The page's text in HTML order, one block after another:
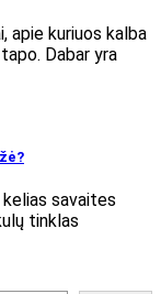
apie kuriuos kalba
Dabar yra
kelias savaites
tinklas